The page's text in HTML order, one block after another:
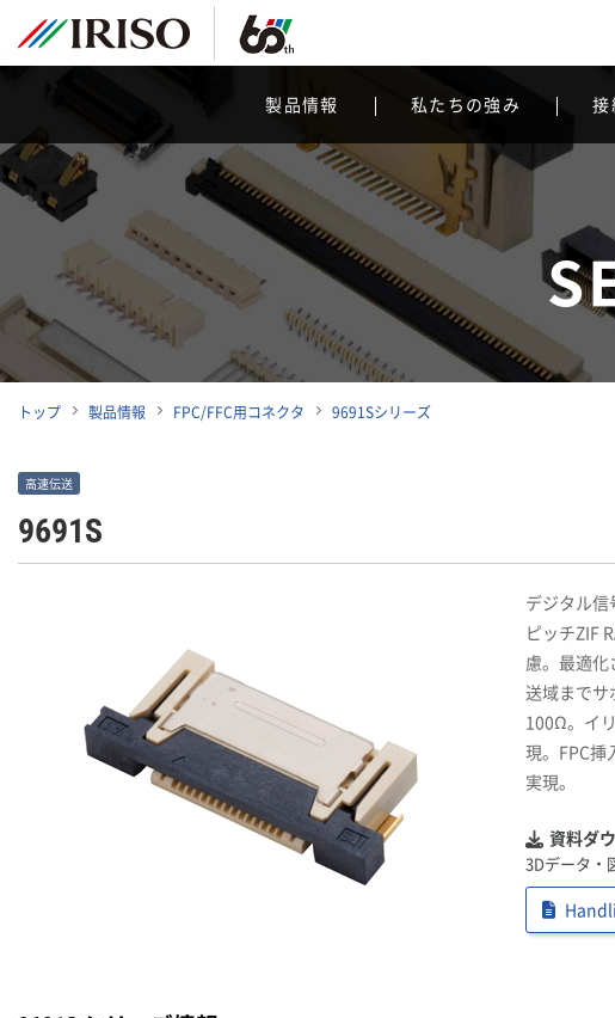
製品情報 私たちの強み 接
トップ 製品情報 FPC/FFC用コネクタ 9691Sシリーズ
高速伝送
9691S
デジタル
ピッチZIF
慮。最適
送域までサ
100Ω。イ
現。FPC挿
実現。
資料ダ
3Dデータ・